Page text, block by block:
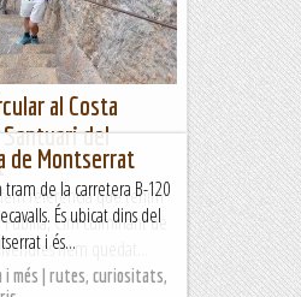
al Costa
del
referència que tenim
Cim culminant de
hem quedat...
de Montserrat
tram de la carretera B-120
És ubicat dins del
i és...
més | rutes, curiositats,